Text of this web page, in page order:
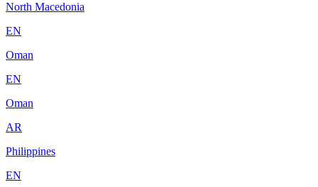
North Macedonia
EN
Oman
EN
Oman
AR
Philippines
EN